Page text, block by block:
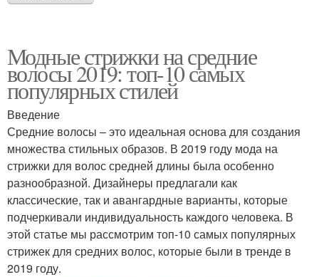
Модные стрижки на средние
волосы 2019: топ-10 самых
популярных стилей
Введение
Средние волосы – это идеальная основа для создания
множества стильных образов. В 2019 году мода на
стрижки для волос средней длины была особенно
разнообразной. Дизайнеры предлагали как
классические, так и авангардные варианты, которые
подчеркивали индивидуальность каждого человека. В
этой статье мы рассмотрим топ-10 самых популярных
стрижек для средних волос, которые были в тренде в
2019 году.